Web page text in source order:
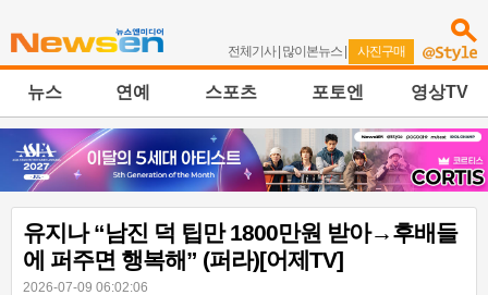
전체기사| 많이본뉴스 | 사진구매
뉴스 연예 스포츠 포토엔 영상TV
유지나 “남진 덕 팁만 1800만원 받아→후배들
에 퍼주면 행복해” (퍼라)[어제TV]
2026-07-09 06:02:06